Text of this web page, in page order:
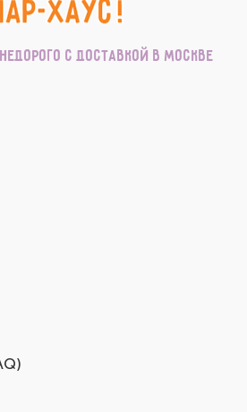
с доставкой в Москве